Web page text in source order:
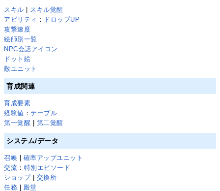
スキル
スキル覚醒
アビリティ ： ドロップUP
攻撃速度
絵師別一覧
NPC会話アイコン
ドット絵
敵ユニット
育成関連
育成要素
経験値 ： テーブル
第一覚醒
第二覚醒
システム/データ
召喚 | 確率アップユニット
交流 ： 特別エピソード
ショップ| 交換所
任務 | 殿堂